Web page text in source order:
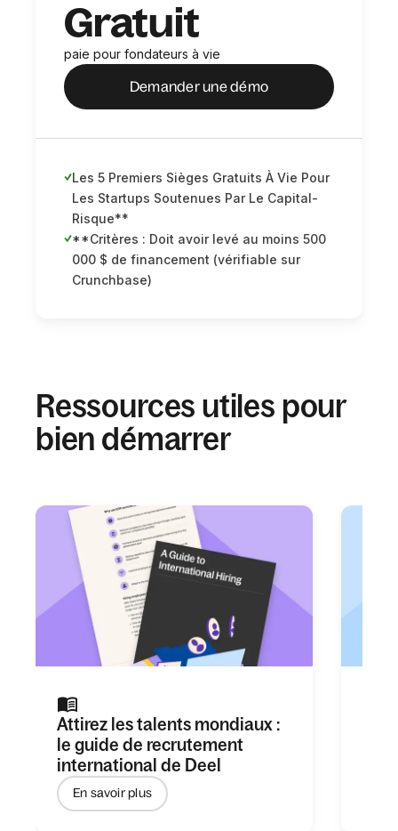
Gratuit
paie pour fondateurs à vie
Demander une démo
Les 5 Premiers Sièges Gratuits À Vie Pour
Les Startups Soutenues Par Le Capital-
Risque**
**Critères : Doit avoir levé au moins 500
000 $ de financement (vérifiable sur
Crunchbase)
Ressources utiles pour
bien démarrer
Attirez les talents mondiaux :
le guide de recrutement
international de Deel
En savoir plus